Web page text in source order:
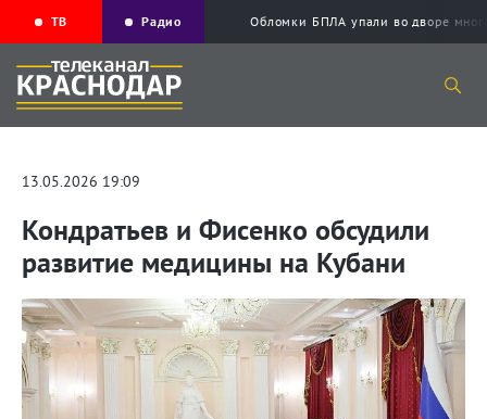
ТВ Радио Обломки БПЛА упали во дворе
13.05.2026 19:09
Кондратьев и Фисенко обсудили
развитие медицины на Кубани